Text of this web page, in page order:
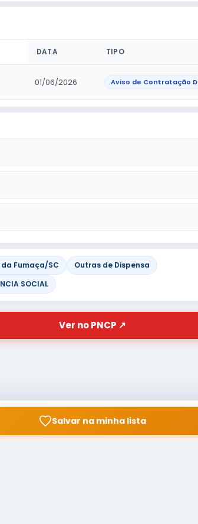
DATA TIPO
01/06/2026 Aviso de Contratação
Fumaça/SC
Outras de Dispensa
SOCIAL
Ver no PNCP ↗
Salvar na minha lista